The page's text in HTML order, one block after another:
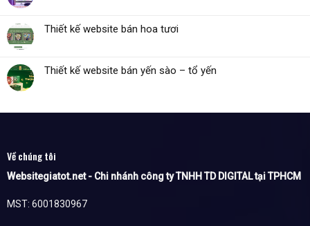
Thiết kế website bán hoa tươi
Thiết kế website bán yến sào – tổ yến
Về chúng tôi
Websitegiatot.net - Chi nhánh công ty TNHH TD DIGITAL tại TPHCM
MST: 6001830967